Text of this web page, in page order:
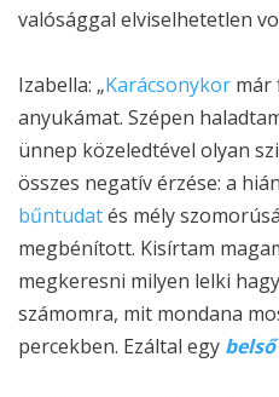
valósággal elviselhetetlen
Izabella: „Karácsonykor már
anyukámat. Szépen
ünnep közeledtével olyan
összes negatív érzése: a
bűntudatés mély
megbénított. Kisírtam
megkeresni milyen lelki
számomra, mit mondana
percekben. Ezáltal egy